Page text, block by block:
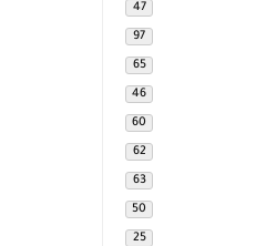
47
97
65
46
60
62
63
50
25